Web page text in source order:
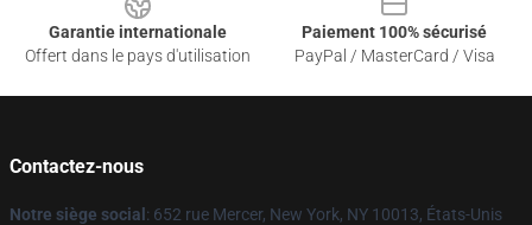
Garantie internationale
Offert dans le pays d'utilisation
Paiement 100% sécurisé
PayPal / MasterCard / Visa
Contactez-nous
Notre siège social : 652 rue Mercer, New York, NY 10013, États-Unis